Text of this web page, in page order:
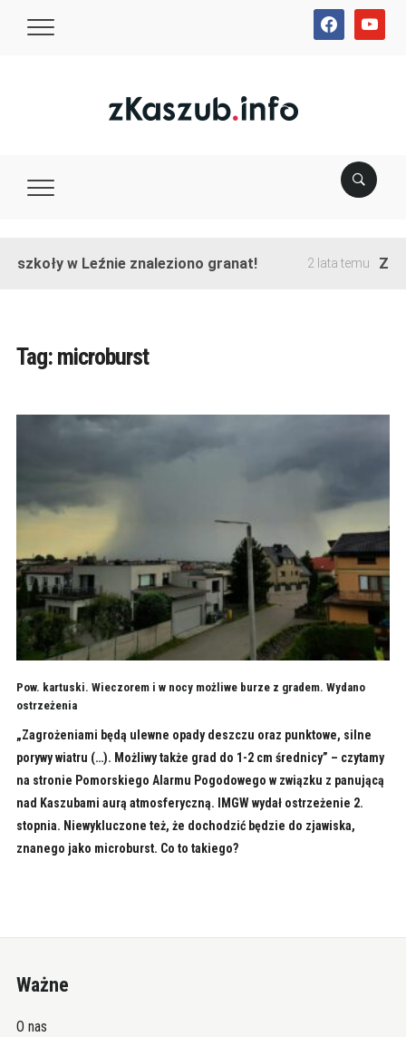
facebookyoutube
szkoły w Leźnie znaleziono granat! 2 lata temu
Tag: microburst
Pow. kartuski. Wieczorem i w nocy możliwe burze z gradem. Wydano
ostrzeżenia
„Zagrożeniami będą ulewne opady deszczu oraz punktowe, silne
porywy wiatru (…). Możliwy także grad do 1-2 cm średnicy” – czytamy
na stronie Pomorskiego Alarmu Pogodowego w związku z panującą
nad Kaszubami aurą atmosferyczną. IMGW wydał ostrzeżenie 2.
stopnia. Niewykluczone też, że dochodzić będzie do zjawiska,
znanego jako microburst. Co to takiego?
Ważne
O nas